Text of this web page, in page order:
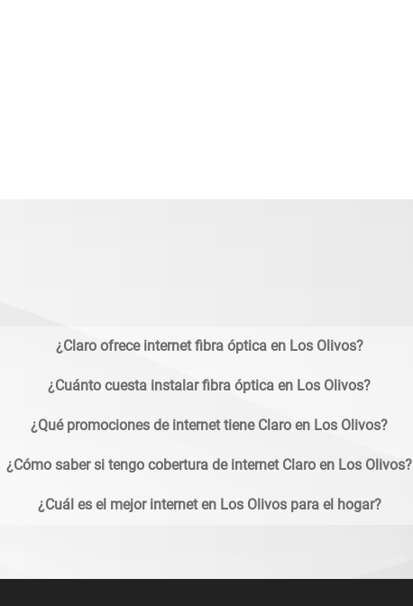
¿Claro ofrece internet fibra óptica en Los Olivos?
¿Cuánto cuesta instalar fibra óptica en Los Olivos?
¿Qué promociones de internet tiene Claro en Los Olivos?
¿Cómo saber si tengo cobertura de internet Claro en Los Olivos?
¿Cuál es el mejor internet en Los Olivos para el hogar?